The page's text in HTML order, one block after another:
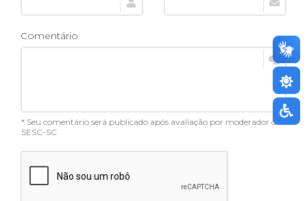
Comentário
* Seu comentário será publicado após avaliação por moderador do
SESC-SC